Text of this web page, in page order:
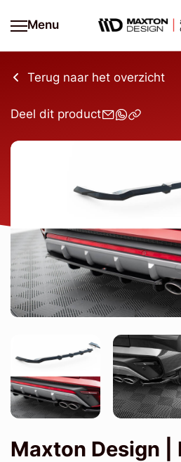
Menu
Terug naar het overzicht
Deel dit product
Maxton Design |